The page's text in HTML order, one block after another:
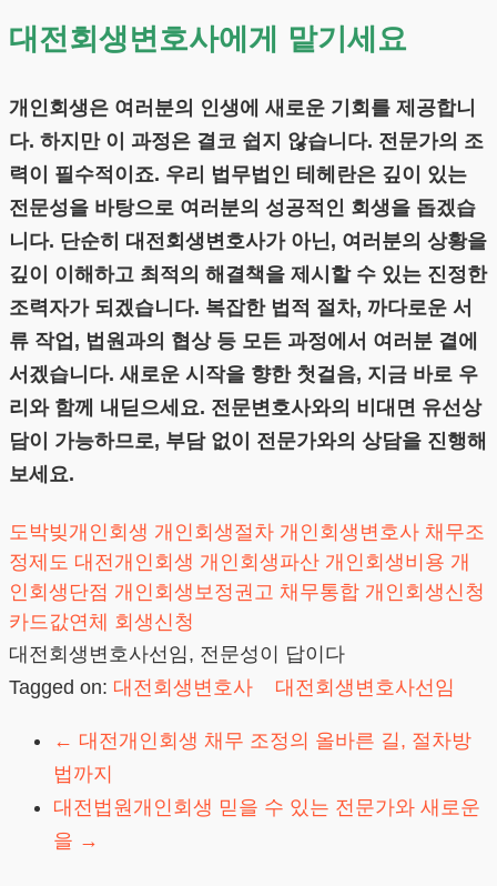
대전회생변호사에게 맡기세요
개인회생은 여러분의 인생에 새로운 기회를 제공합니
다. 하지만 이 과정은 결코 쉽지 않습니다. 전문가의 조
력이 필수적이죠. 우리 법무법인 테헤란은 깊이 있는
전문성을 바탕으로 여러분의 성공적인 회생을 돕겠습
니다. 단순히 대전회생변호사가 아닌, 여러분의 상황을
깊이 이해하고 최적의 해결책을 제시할 수 있는 진정한
조력자가 되겠습니다. 복잡한 법적 절차, 까다로운 서
류 작업, 법원과의 협상 등 모든 과정에서 여러분 곁에
서겠습니다. 새로운 시작을 향한 첫걸음, 지금 바로 우
리와 함께 내딛으세요. 전문변호사와의 비대면 유선상
담이 가능하므로, 부담 없이 전문가와의 상담을 진행해
보세요.
도박빚개인회생 개인회생절차 개인회생변호사 채무조
정제도 대전개인회생 개인회생파산 개인회생비용 개
인회생단점 개인회생보정권고 채무통합 개인회생신청
카드값연체 회생신청
대전회생변호사선임, 전문성이 답이다
Tagged on: 대전회생변호사 대전회생변호사선임
← 대전개인회생 채무 조정의 올바른 길, 절차방
법까지
대전법원개인회생 믿을 수 있는 전문가와 새로운
을 →